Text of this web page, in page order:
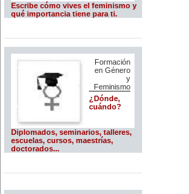
Escribe cómo vives el feminismo y
qué importancia tiene para ti.
Formación
en Género
y
Feminismo
¿Dónde,
cuándo?
Diplomados, seminarios, talleres,
escuelas, cursos, maestrías,
doctorados...